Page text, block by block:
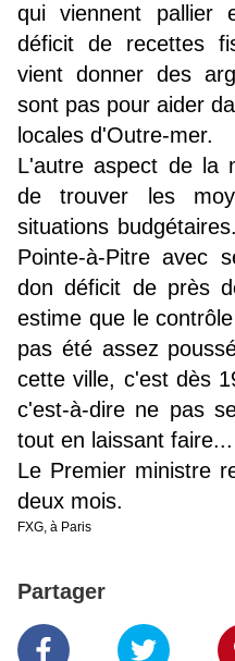
qui viennent pallier
déficit de recettes
vient donner des
sont pas pour aider
locales d'Outre-mer.
L'autre aspect de la
de trouver les
situations
Pointe-à-Pitre avec
don déficit de près
estime que le
pas été assez
cette ville, c'est dès
c'est-à-dire ne pas
tout en laissant faire...
Le Premier ministre
deux mois.
FXG, à Paris
Partager